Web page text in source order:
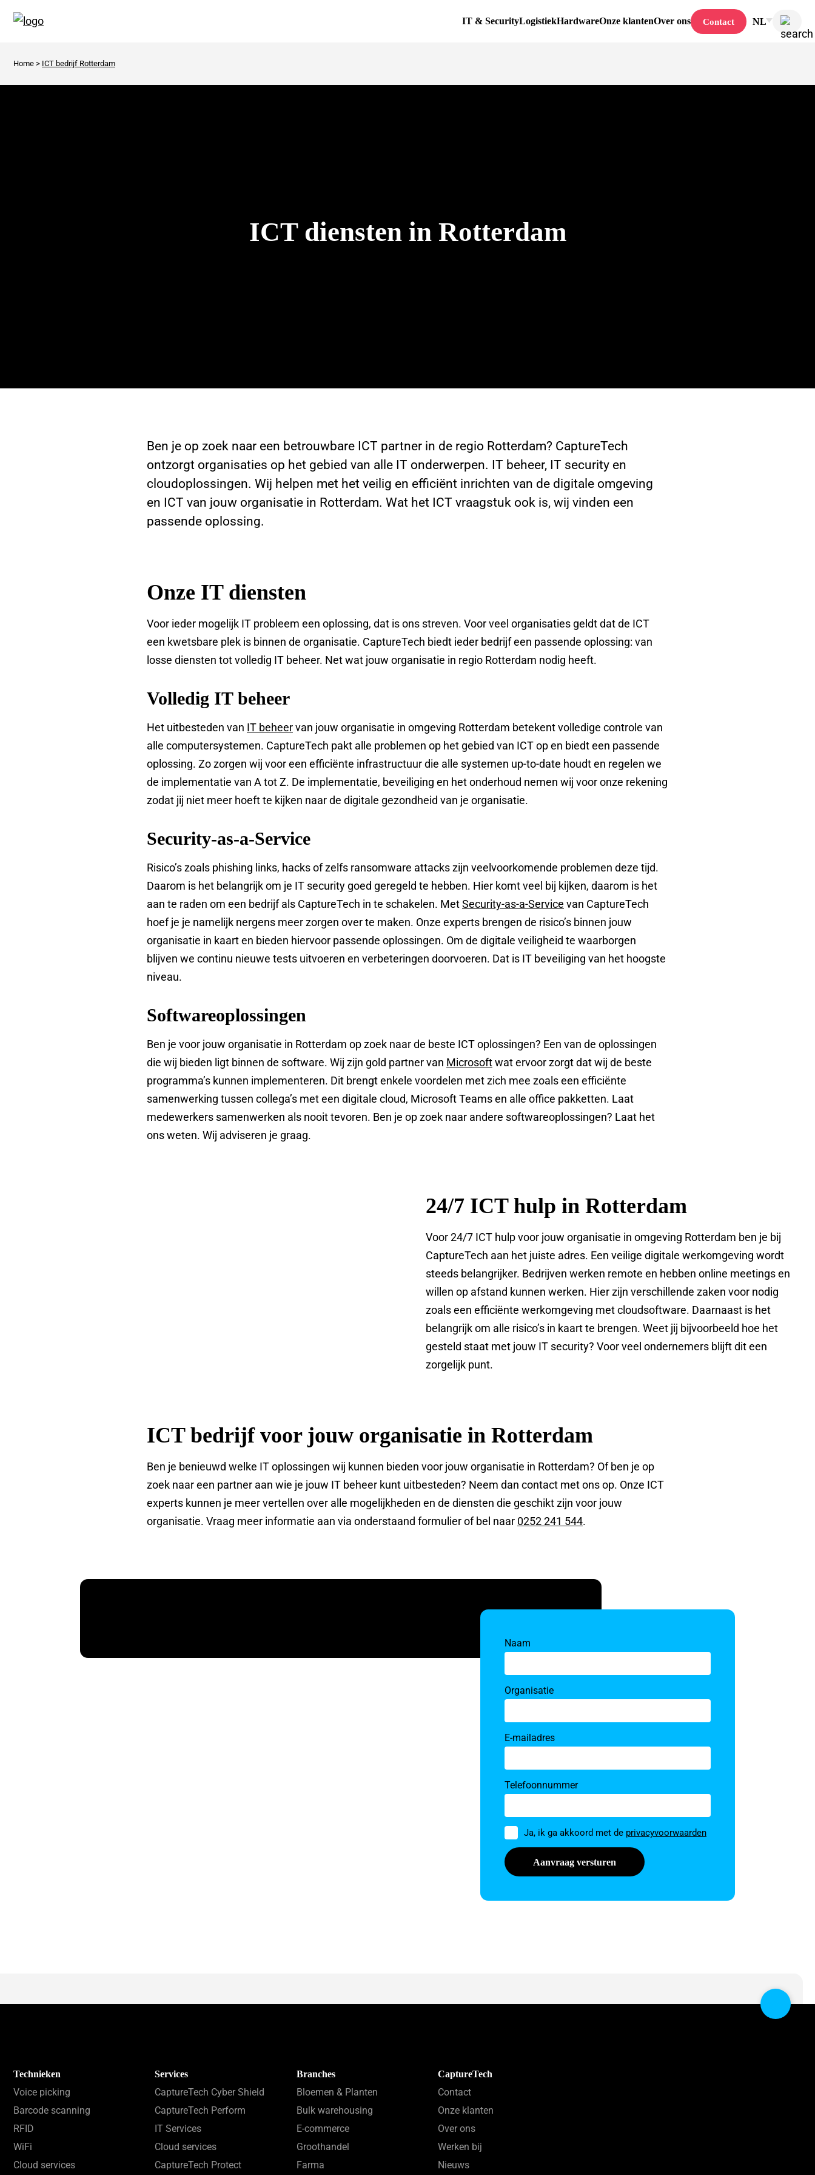
IT & SecurityLogistiekHardwareOnze klantenOver ons Contact NL
Home > ICT bedrijf Rotterdam
ICT diensten in Rotterdam
Ben je op zoek naar een betrouwbare ICT partner in de regio Rotterdam? CaptureTech
ontzorgt organisaties op het gebied van alle IT onderwerpen. IT beheer, IT security en
cloudoplossingen. Wij helpen met het veilig en efficiënt inrichten van de digitale omgeving
en ICT van jouw organisatie in Rotterdam. Wat het ICT vraagstuk ook is, wij vinden een
passende oplossing.
Onze IT diensten
Voor ieder mogelijk IT probleem een oplossing, dat is ons streven. Voor veel organisaties geldt dat de ICT
een kwetsbare plek is binnen de organisatie. CaptureTech biedt ieder bedrijf een passende oplossing: van
losse diensten tot volledig IT beheer. Net wat jouw organisatie in regio Rotterdam nodig heeft.
Volledig IT beheer
Het uitbesteden van IT beheervan jouw organisatie in omgeving Rotterdam betekent volledige controle van
alle computersystemen. CaptureTech pakt alle problemen op het gebied van ICT op en biedt een passende
oplossing. Zo zorgen wij voor een efficiënte infrastructuur die alle systemen up-to-date houdt en regelen we
de implementatie van A tot Z. De implementatie, beveiliging en het onderhoud nemen wij voor onze rekening
zodat jij niet meer hoeft te kijken naar de digitale gezondheid van je organisatie.
Security-as-a-Service
Risico’s zoals phishing links, hacks of zelfs ransomware attacks zijn veelvoorkomende problemen deze tijd.
Daarom is het belangrijk om je IT security goed geregeld te hebben. Hier komt veel bij kijken, daarom is het
aan te raden om een bedrijf als CaptureTech in te schakelen. MetSecurity-as-a-Service van CaptureTech
hoef je je namelijk nergens meer zorgen over te maken. Onze experts brengen de risico’s binnen jouw
organisatie in kaart en bieden hiervoor passende oplossingen. Om de digitale veiligheid te waarborgen
blijven we continu nieuwe tests uitvoeren en verbeteringen doorvoeren. Dat is IT beveiliging van het hoogste
niveau.
Softwareoplossingen
Ben je voor jouw organisatie in Rotterdam op zoek naar de beste ICT oplossingen? Een van de oplossingen
die wij bieden ligt binnen de software. Wij zijn gold partner van Microsoftwat ervoor zorgt dat wij de beste
programma’s kunnen implementeren. Dit brengt enkele voordelen met zich mee zoals een efficiënte
samenwerking tussen collega’s met een digitale cloud, Microsoft Teams en alle office pakketten. Laat
medewerkers samenwerken als nooit tevoren. Ben je op zoek naar andere softwareoplossingen? Laat het
ons weten. Wij adviseren je graag.
24/7 ICT hulp in Rotterdam
Voor 24/7 ICT hulp voor jouw organisatie in omgeving Rotterdam ben je bij
CaptureTech aan het juiste adres. Een veilige digitale werkomgeving wordt
steeds belangrijker. Bedrijven werken remote en hebben online meetings en
willen op afstand kunnen werken. Hier zijn verschillende zaken voor nodig
zoals een efficiënte werkomgeving met cloudsoftware. Daarnaast is het
belangrijk om alle risico’s in kaart te brengen. Weet jij bijvoorbeeld hoe het
gesteld staat met jouw IT security? Voor veel ondernemers blijft dit een
zorgelijk punt.
ICT bedrijf voor jouw organisatie in Rotterdam
Ben je benieuwd welke IT oplossingen wij kunnen bieden voor jouw organisatie in Rotterdam? Of ben je op
zoek naar een partner aan wie je jouw IT beheer kunt uitbesteden? Neem dan contact met ons op. Onze ICT
experts kunnen je meer vertellen over alle mogelijkheden en de diensten die geschikt zijn voor jouw
organisatie. Vraag meer informatie aan via onderstaand formulier of bel naar 0252 241 544.
Naam
Organisatie
E-mailadres
Telefoonnummer
Toestemming
Ja, ik ga akkoord met de privacyvoorwaarden
Technieken
Voice picking
Barcode scanning
RFID
WiFi
Cloud services
Services
CaptureTech Cyber Shield
CaptureTech Perform
IT Services
Cloud services
CaptureTech Protect
Branches
Bloemen & Planten
Bulk warehousing
E-commerce
Groothandel
Farma
CaptureTech
Contact
Onze klanten
Over ons
Werken bij
Nieuws